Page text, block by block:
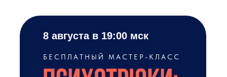
БЕСПЛАТНЫЙ МАСТЕР-КЛАСС
8 августав 19:00 мск